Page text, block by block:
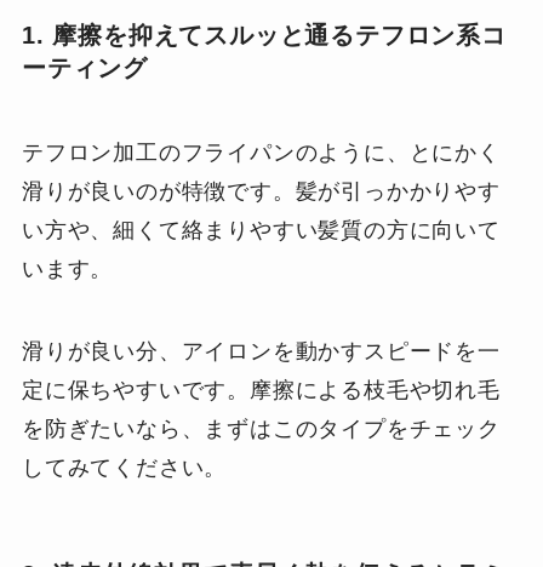
1. 摩擦を抑えてスルッと通るテフロン系コ
ーティング
テフロン加工のフライパンのように、とにかく
滑りが良いのが特徴です。髪が引っかかりやす
い方や、細くて絡まりやすい髪質の方に向いて
います。
滑りが良い分、アイロンを動かすスピードを一
定に保ちやすいです。摩擦による枝毛や切れ毛
を防ぎたいなら、まずはこのタイプをチェック
してみてください。